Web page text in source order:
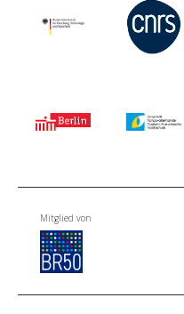
Mitglied von